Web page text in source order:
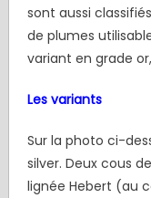
sont aussi
de plumes
variant en grade
Les variants
Sur la photo ci-
silver. Deux cous
lignée Hebert (au